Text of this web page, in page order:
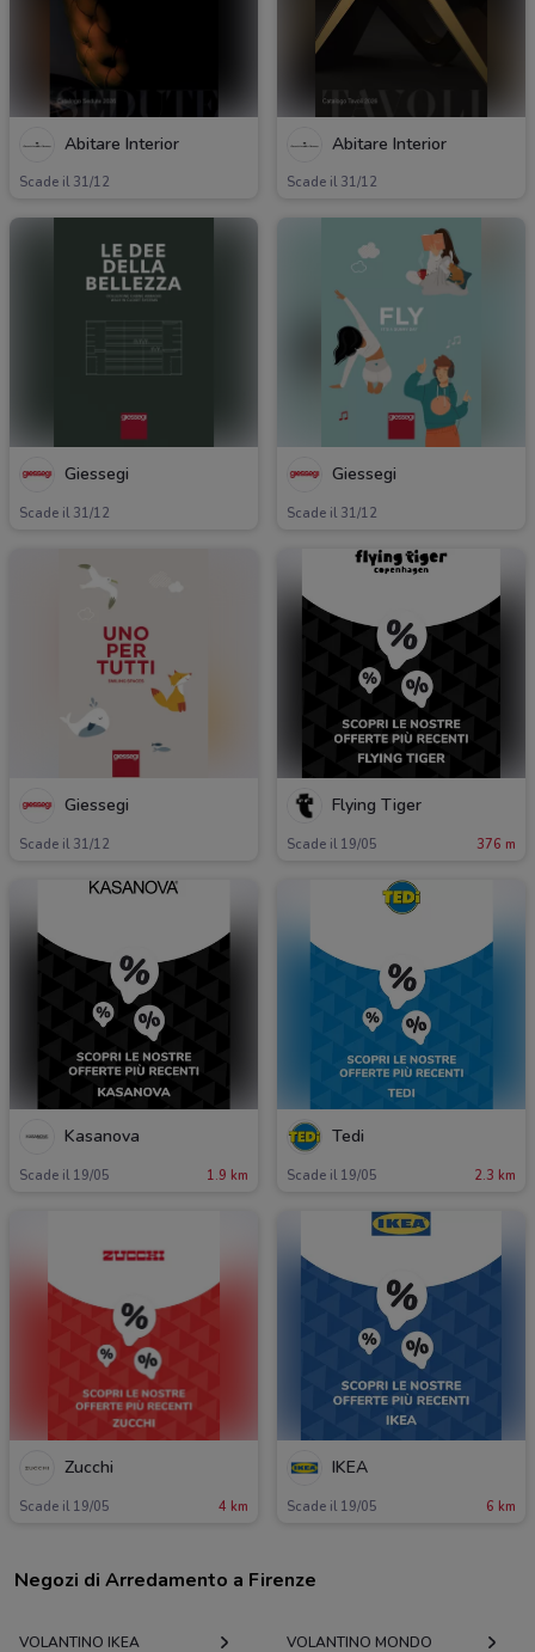
Abitare Interior
Scade il 31/12
Abitare Interior
Scade il 31/12
Giessegi
Scade il 31/12
Giessegi
Scade il 31/12
Giessegi
Scade il 31/12
Flying Tiger
Scade il 19/05 376 m
Kasanova
Scade il 19/05 1.9 km
Tedi
Scade il 19/05 2.3 km
Zucchi
Scade il 19/05 4 km
IKEA
Scade il 19/05 6 km
Negozi di Arredamento a Firenze
VOLANTINO IKEA VOLANTINO MONDO